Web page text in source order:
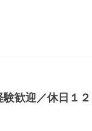
歓迎／休日１